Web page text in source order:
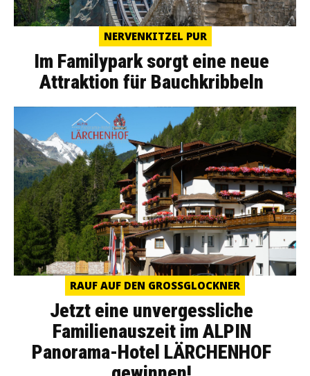
NERVENKITZEL PUR
Im Familypark sorgt eine neue
Attraktion für Bauchkribbeln
RAUF AUF DEN GROSSGLOCKNER
Jetzt eine unvergessliche
Familienauszeit im ALPIN
Panorama-Hotel LÄRCHENHOF